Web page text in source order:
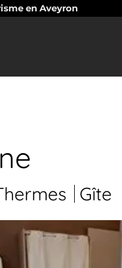
en Aveyron
Gîte